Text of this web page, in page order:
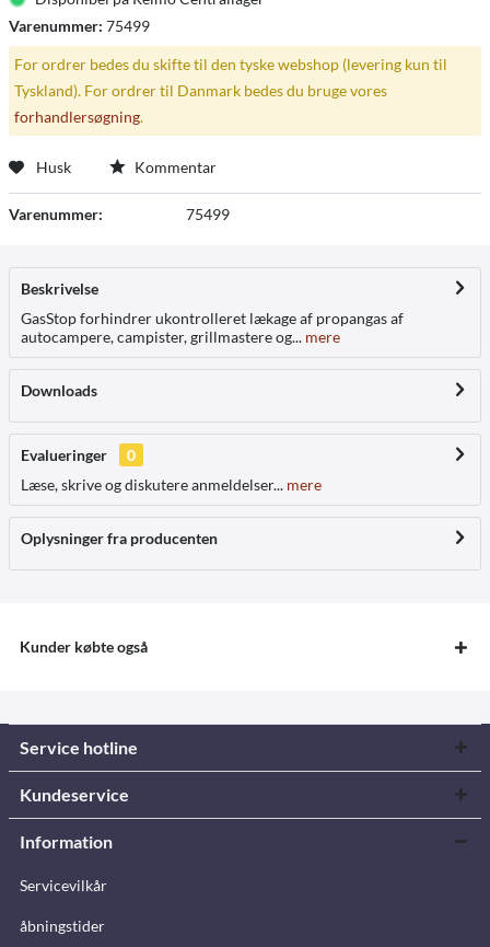
Varenummer: 75499
For ordrer bedes du skifte til den tyske webshop (levering kun til
Tyskland). For ordrer til Danmark bedes du bruge vores
forhandlersøgning.
Husk Kommentar
Varenummer: 75499
Beskrivelse
GasStop forhindrer ukontrolleret lækage af propangas af
autocampere, campister, grillmastere og... mere
Downloads
Evalueringer
0
Læse, skrive og diskutere anmeldelser... mere
Oplysninger fra producenten
Kunder købte også
Service hotline
Kundeservice
Information
Servicevilkår
åbningstider